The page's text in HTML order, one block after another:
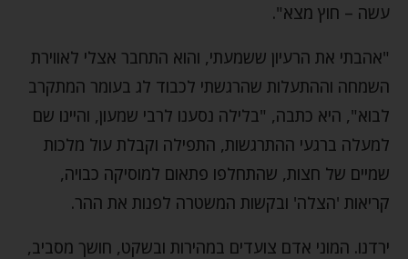
עשה – חוץ מצא".
"אהבתי את הרעיון ששמעתי, והוא התחבר אצלי לאווירת
השמחה וההתעלות שהרגשתי לכבוד לג בעומר המתקרב
לבוא", היא כתבה, "בלילה נסענו לרבי שמעון, והיינו שם
למעלה ברגעי ההתרגשות, התפילה וקבלת עול מלכות
שמיים של חצות, שהתחלפו פתאום למוסיקה כבויה,
קריאות 'הצלה' ובקשות המשטרה לפנות את ההר.
ירדנו. המוני אדם צועדים במהירות ובשקט, חושך מסביב,